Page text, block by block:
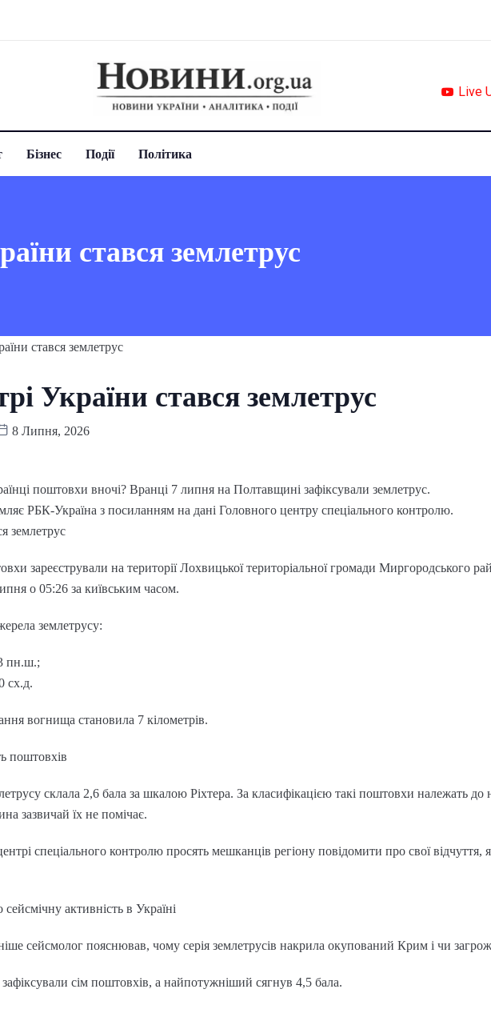
Live
Бізнес Події Політика
стався землетрус
України стався землетрус
8 Липня, 2026
поштовхи вночі? Вранці 7 липня на Полтавщині зафіксували землетрус.
РБК-Україна з посиланням на дані Головного центру спеціального контролю.
землетрус
зареєстрували на території Лохвицької територіальної громади Миргородського
о 05:26 за київським часом.
землетрусу:
пн.ш.;
сх.д.
вогнища становила 7 кілометрів.
поштовхів
склала 2,6 бала за шкалою Ріхтера. За класифікацією такі поштовхи належать до
зазвичай їх не помічає.
спеціального контролю просять мешканців регіону повідомити про свої відчуття,
активність в Україні
сейсмолог пояснював, чому серія землетрусів накрила окупований Крим і чи
зафіксували сім поштовхів, а найпотужніший сягнув 4,5 бала.